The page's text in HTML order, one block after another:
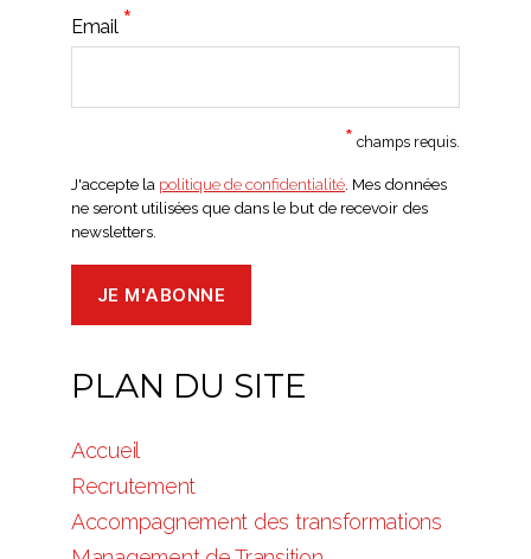
Email *
* champs requis.
J'accepte la politique de confidentialité. Mes données
ne seront utilisées que dans le but de recevoir des
newsletters.
PLAN DU SITE
Accueil
Recrutement
Accompagnement des transformations